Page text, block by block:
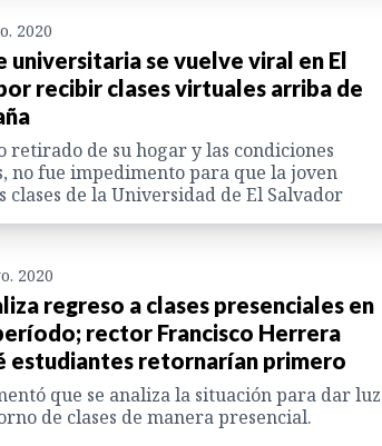
2020
universitaria se vuelve viral en El
recibir clases virtuales arriba de
retirado de su hogar y las condiciones
no fue impedimento para que la joven
clases de la Universidad de El Salvador
2020
regreso a clases presenciales en
rector Francisco Herrera
estudiantes retornarían primero
que se analiza la situación para dar luz
de clases de manera presencial.